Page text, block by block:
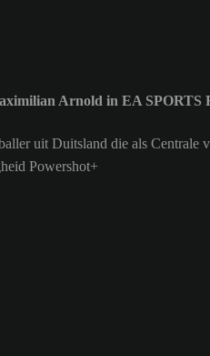
Arnold in EA SPORTS
uit Duitsland die als
Powershot+